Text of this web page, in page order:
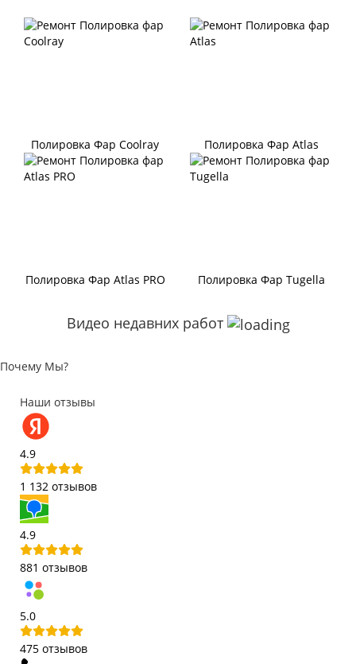
Полировка Фар Coolray Полировка Фар Atlas
Полировка Фар Atlas PRO Полировка Фар Tugella
Видео недавних работ
Почему Мы?
Наши отзывы
4.9
1 132 отзывов
4.9
881 отзывов
5.0
475 отзывов